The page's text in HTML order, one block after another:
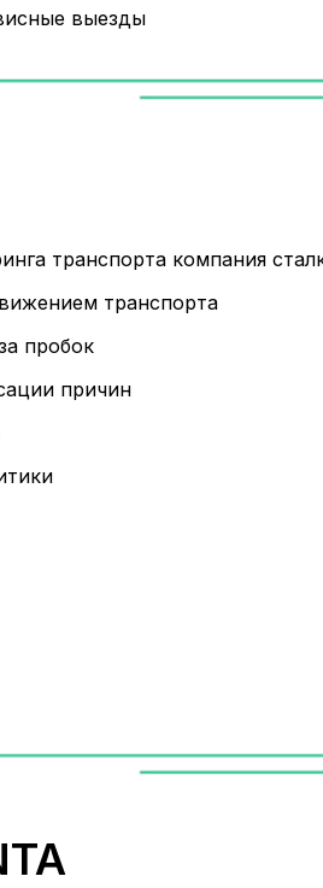
выезды
транспорта компания
транспорта
пробок
причин